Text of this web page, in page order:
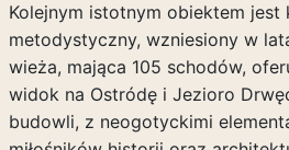
Kolejnym istotnym obiektem jest
metodystyczny, wzniesiony w
wieża, mająca 105 schodów,
widok na Ostródę i Jezioro
budowli, z neogotyckimi